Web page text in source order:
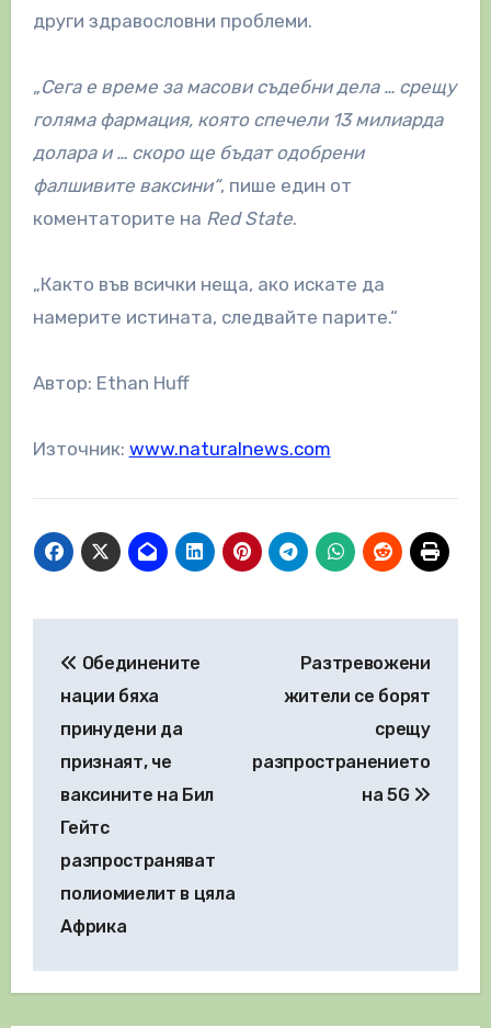
други здравословни проблеми.
„Сега е време за масови съдебни дела … срещу
голяма фармация, която спечели 13 милиарда
долара и … скоро ще бъдат одобрени
фалшивите ваксини“, пише един от
коментаторите на Red State.
„Както във всички неща, ако искате да
намерите истината, следвайте парите.“
Автор: Ethan Huff
Източник: www.naturalnews.com
Обединените
нации бяха
принудени да
признаят, че
ваксините на Бил
Гейтс
разпространяват
полиомиелит в цяла
Африка
Разтревожени
жители се борят
срещу
разпространението
на 5G